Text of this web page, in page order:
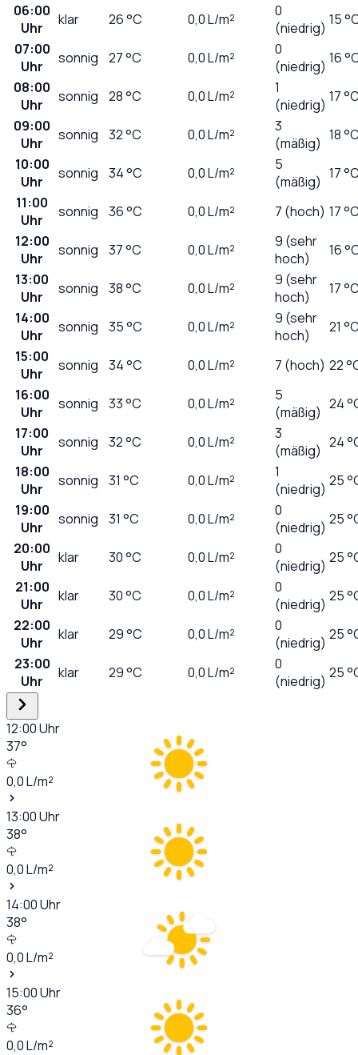
06:00
Uhr
klar 26°C 0,0L/m²
0
(niedrig) 15
07:00
Uhr
sonnig 27°C 0,0L/m²
0
(niedrig) 16
08:00
Uhr
sonnig 28°C 0,0L/m²
1
(niedrig) 17
09:00
Uhr
sonnig 32°C 0,0L/m²
3
(mäßig) 18
10:00
Uhr
sonnig 34°C 0,0L/m²
5
(mäßig) 17
11:00
Uhr
sonnig 36°C 0,0L/m² 7 (hoch) 17
12:00
Uhr
sonnig 37°C 0,0L/m²
9 (sehr
hoch)
16
13:00
Uhr
sonnig 38°C 0,0L/m²
9 (sehr
hoch)
17
14:00
Uhr
sonnig 35°C 0,0L/m²
9 (sehr
hoch)
21
15:00
Uhr
sonnig 34°C 0,0L/m² 7 (hoch) 22
16:00
Uhr
sonnig 33°C 0,0L/m²
5
(mäßig) 24
17:00
Uhr
sonnig 32°C 0,0L/m²
3
(mäßig) 24
18:00
Uhr
sonnig 31 °C 0,0L/m²
1
(niedrig) 25
19:00
Uhr
sonnig 31 °C 0,0L/m²
0
(niedrig) 25
20:00
Uhr
klar 30°C 0,0L/m²
0
(niedrig) 25
21:00
Uhr
klar 30°C 0,0L/m²
0
(niedrig) 25
22:00
Uhr
klar 29°C 0,0L/m²
0
(niedrig) 25
23:00
Uhr
klar 29°C 0,0L/m²
0
(niedrig) 25
12:00Uhr
37°
0,0L/m²
13:00Uhr
38°
0,0L/m²
14:00Uhr
38°
0,0L/m²
15:00Uhr
36°
0,0L/m²